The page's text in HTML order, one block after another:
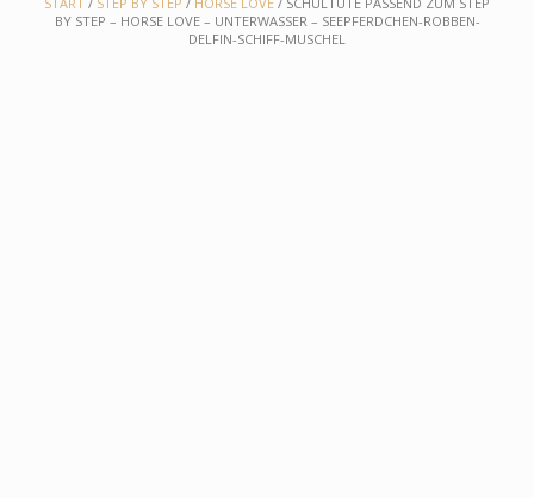
BY STEP – HORSE LOVE – UNTERWASSER – SEEPFERDCHEN-ROBBEN-
DELFIN-SCHIFF-MUSCHEL